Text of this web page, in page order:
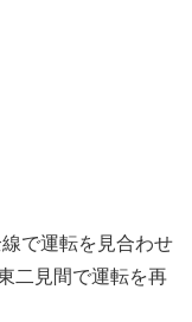
で運転を見合わせ
二見間で運転を再